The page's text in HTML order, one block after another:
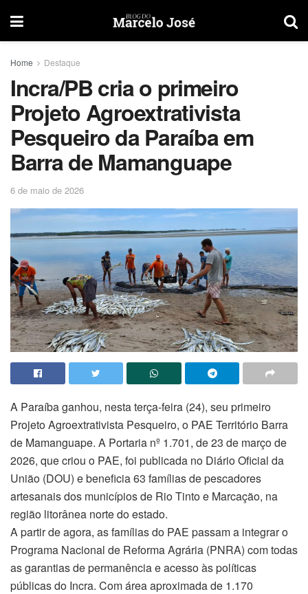
Home Destaque
Incra/PB cria o primeiro
Projeto Agroextrativista
Pesqueiro da Paraíba em
Barra de Mamanguape
6 de maio de 2026
A Paraíba ganhou, nesta terça-feira (24), seu primeiro
Projeto Agroextrativista Pesqueiro, o PAE Território Barra
de Mamanguape. A Portaria nº 1.701, de 23 de março de
2026, que criou o PAE, foi publicada no Diário Oficial da
União (DOU) e beneficia 63 famílias de pescadores
artesanais dos municípios de Rio Tinto e Marcação, na
região litorânea norte do estado.
A partir de agora, as famílias do PAE passam a integrar o
Programa Nacional de Reforma Agrária (PNRA) com todas
as garantias de permanência e acesso às políticas
públicas do Incra. Com área aproximada de 1.170